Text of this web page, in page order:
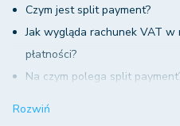
Czym jest split payment?
Jak wygląda rachunek VAT w
płatności?
Na czym polega split
Rozwiń